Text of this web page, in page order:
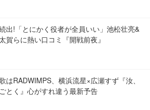
出!「とにかく役者が全員いい」池松壮亮&
賀らに熱い口コミ『開戦前夜』
はRADWIMPS、横浜流星×広瀬すず『汝、
とく』心がすれ違う最新予告